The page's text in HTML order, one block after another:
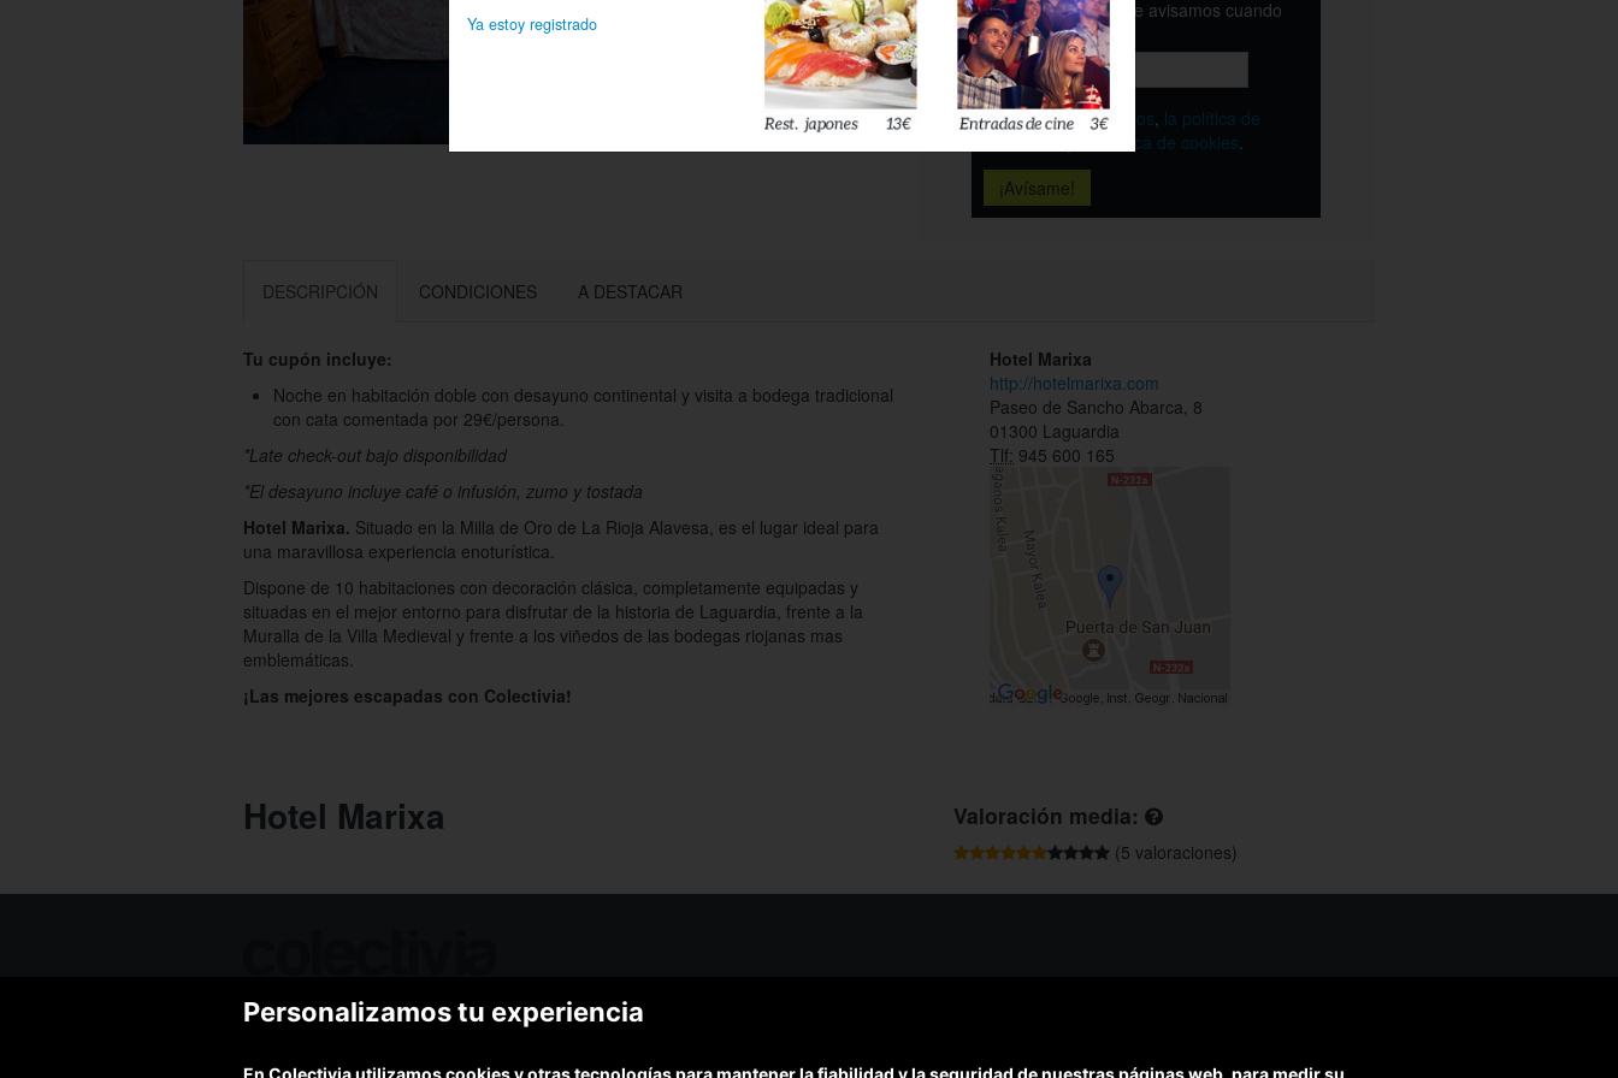
Déjanos tu email y te avisamos cuando
esté disponible
Acepto los términos, la política de
la política de cookies.
DESCRIPCIÓN CONDICIONES A DESTACAR
Tu cupón incluye:
Noche en habitación doble con desayuno continental y visita a bodega tradicional
con cata comentada por 29€/persona.
*Late check-out bajo disponibilidad
*El desayuno incluye café o infusión, zumo y tostada
Hotel Marixa. Situado en la Milla de Oro de La Rioja Alavesa, es el lugar ideal para
una maravillosa experiencia enoturística.
Dispone de 10 habitaciones con decoración clásica, completamente equipadas y
situadas en el mejor entorno para disfrutar de la historia de Laguardia, frente a la
Muralla de la Villa Medieval y frente a los viñedos de las bodegas riojanas mas
emblemáticas.
¡Las mejores escapadas con Colectivia!
Hotel Marixa
http://hotelmarixa.com
Paseo de Sancho Abarca, 8
01300 Laguardia
Tlf: 945 600 165
Hotel Marixa Valoración media:
(5 valoraciones)
Ofertas de hoy
¿Cómo funciona Colectivia?
(Te respondemos en menos de 48h)
Personalizamos tu experiencia
En Colectiviautilizamos cookies y otras tecnologías para mantener la fiabilidad y la seguridad de nuestras páginas web, para medir su
Ya estoy registrado